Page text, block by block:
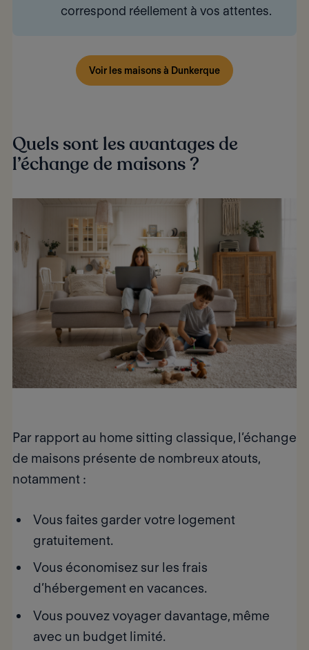
correspond réellement à vos attentes.
Voir les maisons à Dunkerque
Quels sont les avantages de
l’échange de maisons ?
Par rapport au home sitting classique, l’échange
de maisons présente de nombreux atouts,
notamment :
Vous faites garder votre logement
gratuitement.
Vous économisez sur les frais
d’hébergement en vacances.
Vous pouvez voyager davantage, même
avec un budget limité.